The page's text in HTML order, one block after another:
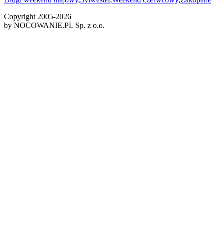
Copyright 2005-2026
by NOCOWANIE.PL Sp. z o.o.